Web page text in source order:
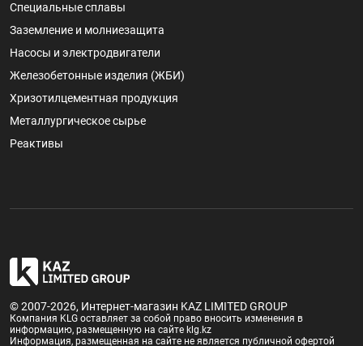
Специальные сплавы
Заземление и молниезащита
Насосы и электродвигатели
Железобетонные изделия (ЖБИ)
Хризотилцементная продукция
Металлургическое сырье
Реактивы
© 2007-2026, Интернет-магазин KAZ LIMITED GROUP
Компания KLG оставляет за собой право вносить изменения в
информацию, размещенную на сайте klg.kz
Информация, размещенная на сайте не является публичной офертой